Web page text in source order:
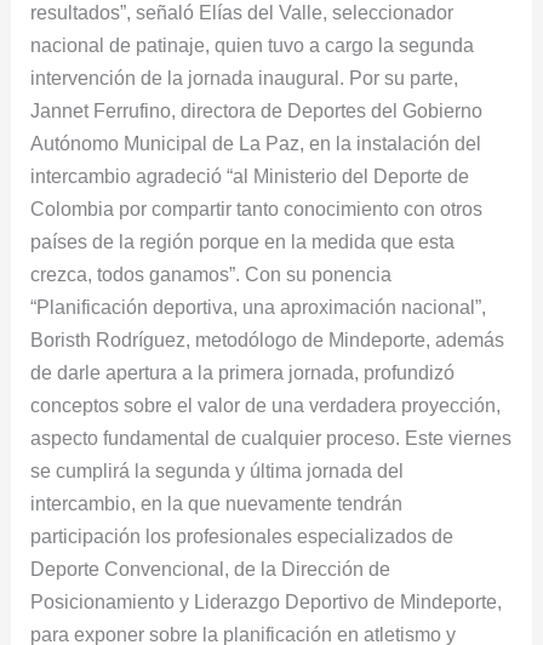
resultados”, señaló Elías del Valle, seleccionador
nacional de patinaje, quien tuvo a cargo la segunda
intervención de la jornada inaugural. Por su parte,
Jannet Ferrufino, directora de Deportes del Gobierno
Autónomo Municipal de La Paz, en la instalación del
intercambio agradeció “al Ministerio del Deporte de
Colombia por compartir tanto conocimiento con otros
países de la región porque en la medida que esta
crezca, todos ganamos”. Con su ponencia
“Planificación deportiva, una aproximación nacional”,
Boristh Rodríguez, metodólogo de Mindeporte, además
de darle apertura a la primera jornada, profundizó
conceptos sobre el valor de una verdadera proyección,
aspecto fundamental de cualquier proceso. Este viernes
se cumplirá la segunda y última jornada del
intercambio, en la que nuevamente tendrán
participación los profesionales especializados de
Deporte Convencional, de la Dirección de
Posicionamiento y Liderazgo Deportivo de Mindeporte,
para exponer sobre la planificación en atletismo y